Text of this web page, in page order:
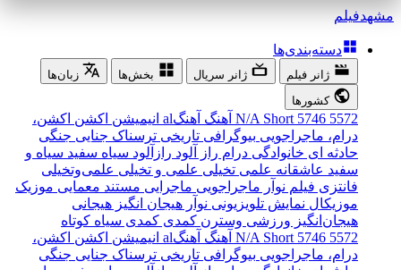
مشهدفیلم
دسته‌بندی‌ها
ژانر فیلم ژانر سریال بخش‌ها
زبان‌ها
کشورها
5572
5746
N/A Short آهنگ آهنگal انیمیشن اکشن اکشن،
درام، ماجراجویی بیوگرافی تاریخی ترسناک جنایی جنگی
حادثه ای خانوادگی درام راز آلود رازآلود سیاه سفید سیاه و
سفید عاشقانه علمی تخیلی علمی و تخیلی علمی‌و‌تخیلی
فانتزی فیلم نوآر ماجراجویی ماجرایی مستند معمایی موزیک
موزیکال نمایش تلویزیونی نوآر هیجان انگیز هیجانی
هیجان‌انگیز ورزشی وسترن کمدی کمدی سیاه کوتاه
5572
5746
N/A Short آهنگ آهنگal انیمیشن اکشن اکشن،
درام، ماجراجویی بیوگرافی تاریخی ترسناک جنایی جنگی